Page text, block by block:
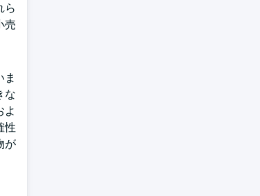
ら
売
な
よ
性
が